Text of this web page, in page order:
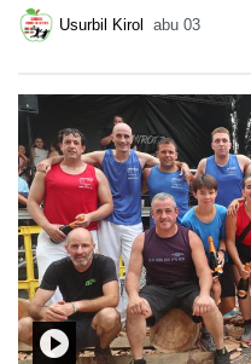
Usurbil Kirol abu 03